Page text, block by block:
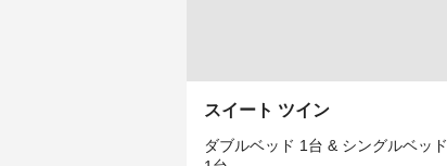
スイート ツイン
ダブルベッド 1台 & シングルベッド